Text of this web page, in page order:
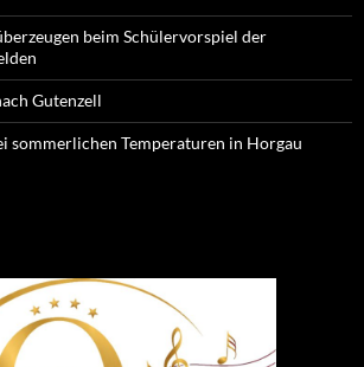
beim Schülervorspiel der
Gutenzell
sommerlichen Temperaturen in Horgau